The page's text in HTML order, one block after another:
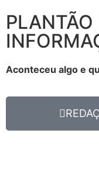
PLANTÃO
Aconteceu algo e